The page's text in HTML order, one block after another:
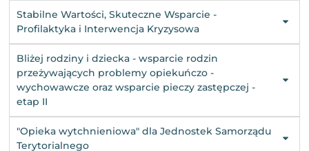
Stabilne Wartości, Skuteczne Wsparcie -
Profilaktyka i Interwencja Kryzysowa
Bliżej rodziny i dziecka - wsparcie rodzin
przeżywających problemy opiekuńczo -
wychowawcze oraz wsparcie pieczy zastępczej -
etap II
"Opieka wytchnieniowa" dla Jednostek Samorządu
Terytorialnego